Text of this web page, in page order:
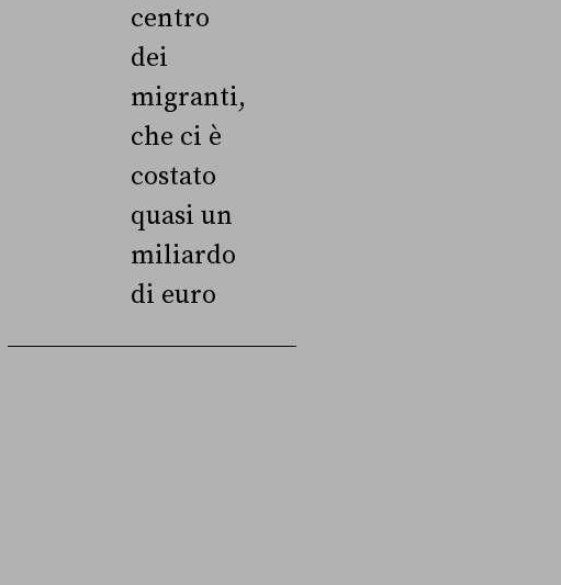
centro
dei
migranti,
che ci è
costato
quasi un
miliardo
di euro